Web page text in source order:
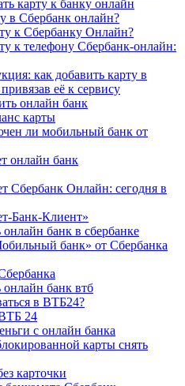
карту к банку онлайн
в Сбербанк онлайн?
к Сбербанку Онлайн?
к телефону Сбербанк-онлайн:
как добавить карту в
её к сервису
онлайн банк
карты
ли мобильный банк от
онлайн банк
Сбербанк Онлайн: сегодня в
Банк-Клиент»
онлайн банк в сбербанке
банк» от Сбербанка
онлайн банк втб
в ВТБ24?
24
с онлайн банка
карты снять
карточки